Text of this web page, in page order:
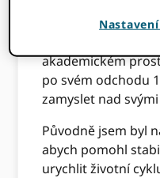
jsem a pomáhal
akademickém
po svém odchodu
zamyslet nad
Původně jsem byl
abych pomohl
urychlit životní